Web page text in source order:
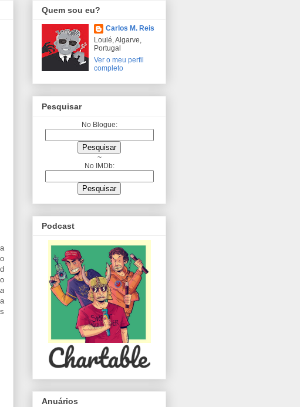
Quem sou eu?
Carlos M. Reis
Loulé, Algarve,
Portugal
Ver o meu perfil
completo
Pesquisar
No Blogue:
~
No IMDb:
Podcast
Anuários